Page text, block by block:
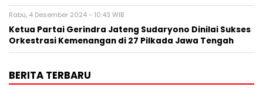
Rabu, 4 Desember 2024 - 10:43 WIB
Ketua Partai Gerindra Jateng Sudaryono Dinilai Sukses
Orkestrasi Kemenangan di 27 Pilkada Jawa Tengah
BERITA TERBARU